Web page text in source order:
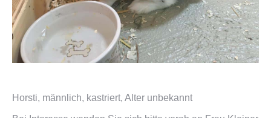
Horsti, männlich, kastriert, Alter unbekannt